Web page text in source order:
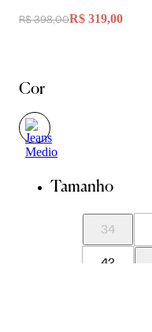
R$ 398,00R$ 319,00
Cor
Tamanho
34
42